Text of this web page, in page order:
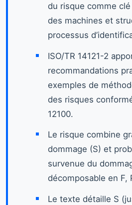
du risque comme
des machines et
processus
ISO/TR 14121-2
recommandations
exemples de
des risques
12100.
Le risque combine
dommage (S) et
survenue du
décomposable en F,
Le texte détaille S